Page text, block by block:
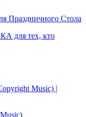
Стола
для тех, кто
Music) |